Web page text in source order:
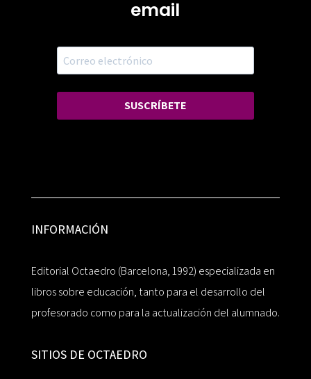
email
SUSCRÍBETE
INFORMACIÓN
Editorial Octaedro (Barcelona, 1992) especializada en
libros sobre educación, tanto para el desarrollo del
profesorado como para la actualización del alumnado.
SITIOS DE OCTAEDRO